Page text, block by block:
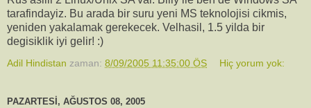
tarafindayiz. Bu arada bir suru yeni MS teknolojisi cikmis,
yeniden yakalamak gerekecek. Velhasil, 1.5 yilda bir
degisiklik iyi gelir! :)
Adil Hindistan zaman: 8/09/2005 11:35:00 ÖS Hiç yorum yok:
PAZARTESI, AĞUSTOS 08, 2005